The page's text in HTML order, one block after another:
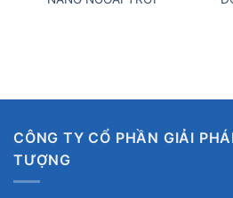
CÔNG TY CỔ PHẦN GIẢI
TƯỢNG